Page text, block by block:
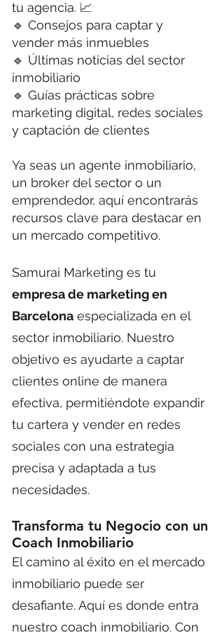
tu agencia. 📈
🔹 Consejos para captar y
vender más inmuebles
🔹 Últimas noticias del sector
inmobiliario
🔹 Guías prácticas sobre
marketing digital, redes sociales
y captación de clientes
Ya seas un agente inmobiliario,
un broker del sector o un
emprendedor, aquí encontrarás
recursos clave para destacar en
un mercado competitivo.
Samurai Marketing es tu
empresa de marketing en
Barcelona especializada en el
sector inmobiliario. Nuestro
objetivo es ayudarte a captar
clientes online de manera
efectiva, permitiéndote expandir
tu cartera y vender en redes
sociales con una estrategia
precisa y adaptada a tus
necesidades.
Transforma tu Negocio con un
Coach Inmobiliario
El camino al éxito en el mercado
inmobiliario puede ser
desafiante. Aquí es donde entra
nuestro coach inmobiliario. Con